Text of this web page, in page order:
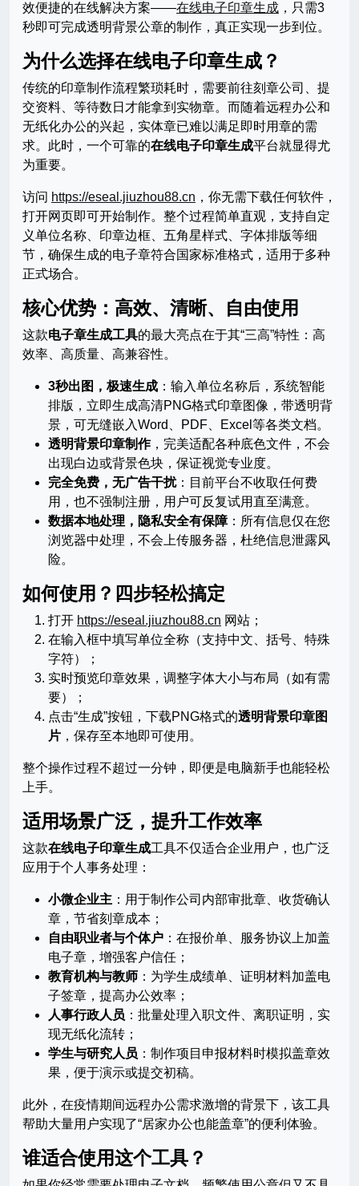
效便捷的在线解决方案——在线电子印章生成 ，只需3
秒即可完成透明背景公章的制作，真正实现一步到位。
为什么选择在线电子印章生成？
传统的印章制作流程繁琐耗时，需要前往刻章公司、提
交资料、等待数日才能拿到实物章。而随着远程办公和
无纸化办公的兴起，实体章已难以满足即时用章的需
求。此时，一个可靠的在线电子印章生成平台就显得尤
为重要。
访问 https://eseal.jiuzhou88.cn ，你无需下载任何软件，
打开网页即可开始制作。整个过程简单直观，支持自定
义单位名称、印章边框、五角星样式、字体排版等细
节，确保生成的电子章符合国家标准格式，适用于多种
正式场合。
核心优势：高效、清晰、自由使用
这款电子章生成工具的最大亮点在于其“三高”特性：高
效率、高质量、高兼容性。
3秒出图，极速生成 ：输入单位名称后，系统智能
排版，立即生成高清PNG格式印章图像，带透明背
景，可无缝嵌入Word、PDF、Excel等各类文档。
透明背景印章制作，完美适配各种底色文件，不会
出现白边或背景色块，保证视觉专业度。
完全免费，无广告干扰：目前平台不收取任何费
用，也不强制注册，用户可反复试用直至满意。
数据本地处理，隐私安全有保障：所有信息仅在您
浏览器中处理，不会上传服务器，杜绝信息泄露风
险。
如何使用？四步轻松搞定
打开 https://eseal.jiuzhou88.cn 网站；
在输入框中填写单位全称（支持中文、括号、特殊
字符）；
实时预览印章效果，调整字体大小与布局（如有需
要）；
点击“生成”按钮，下载PNG格式的透明背景印章图
片 ，保存至本地即可使用。
整个操作过程不超过一分钟，即便是电脑新手也能轻松
上手。
适用场景广泛，提升工作效率
这款在线电子印章生成工具不仅适合企业用户，也广泛
应用于个人事务处理：
小微企业主 ：用于制作公司内部审批章、收货确认
章，节省刻章成本；
自由职业者与个体户 ：在报价单、服务协议上加盖
电子章，增强客户信任；
教育机构与教师 ：为学生成绩单、证明材料加盖电
子签章，提高办公效率；
人事行政人员 ：批量处理入职文件、离职证明，实
现无纸化流转；
学生与研究人员 ：制作项目申报材料时模拟盖章效
果，便于演示或提交初稿。
此外，在疫情期间远程办公需求激增的背景下，该工具
帮助大量用户实现了“居家办公也能盖章”的便利体验。
谁适合使用这个工具？